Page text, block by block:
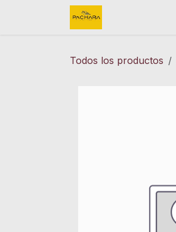
Todos los productos